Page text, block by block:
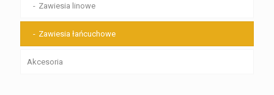
Zawiesia linowe
Zawiesia łańcuchowe
Akcesoria